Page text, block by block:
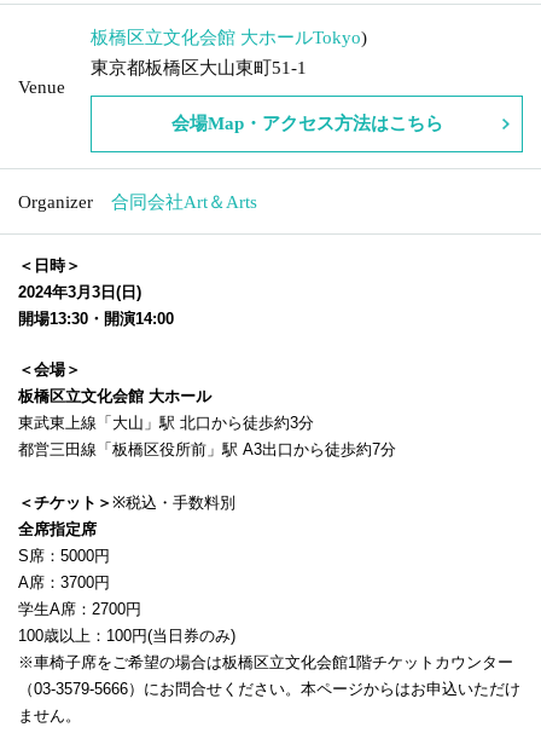
Venue
板橋区立文化会館 大ホールTokyo)
東京都板橋区大山東町51-1
会場Map・アクセス方法はこちら
Organizer 合同会社Art＆Arts
＜日時＞
2024年3月3日(日)
開場13:30・開演14:00
＜会場＞
板橋区立文化会館 大ホール
東武東上線「大山」駅 北口から徒歩約3分
都営三田線「板橋区役所前」駅 A3出口から徒歩約7分
＜チケット＞ ※税込・手数料別
全席指定席
S席：5000円
A席：3700円
学生A席：2700円
100歳以上：100円(当日券のみ)
※車椅子席をご希望の場合は板橋区立文化会館1階チケットカウンター
（03-3579‐5666）にお問合せください。本ページからはお申込いただけ
ません。